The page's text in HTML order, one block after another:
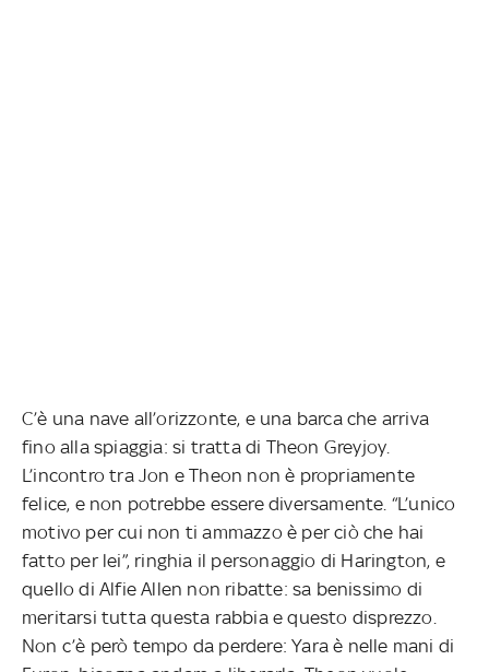
C’è una nave all’orizzonte, e una barca che arriva
fino alla spiaggia: si tratta di Theon Greyjoy.
L’incontro tra Jon e Theon non è propriamente
felice, e non potrebbe essere diversamente. “L’unico
motivo per cui non ti ammazzo è per ciò che hai
fatto per lei”, ringhia il personaggio di Harington, e
quello di Alfie Allen non ribatte: sa benissimo di
meritarsi tutta questa rabbia e questo disprezzo.
Non c’è però tempo da perdere: Yara è nelle mani di